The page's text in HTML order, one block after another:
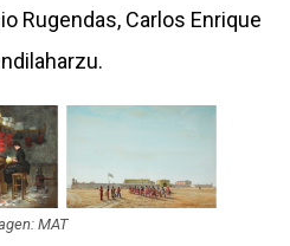
Rugendas, Carlos Enrique
MAT